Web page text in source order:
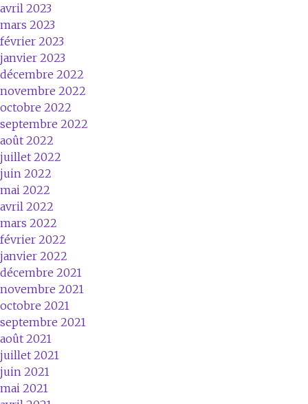
avril 2023
mars 2023
février 2023
janvier 2023
décembre 2022
novembre 2022
octobre 2022
septembre 2022
août 2022
juillet 2022
juin 2022
mai 2022
avril 2022
mars 2022
février 2022
janvier 2022
décembre 2021
novembre 2021
octobre 2021
septembre 2021
août 2021
juillet 2021
juin 2021
mai 2021